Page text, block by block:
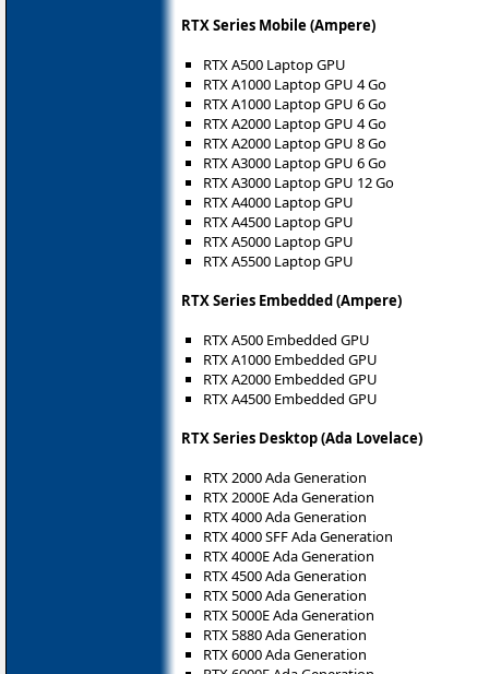
RTX Series Mobile (Ampere)
RTX A500 Laptop GPU
RTX A1000 Laptop GPU 4 Go
RTX A1000 Laptop GPU 6 Go
RTX A2000 Laptop GPU 4 Go
RTX A2000 Laptop GPU 8 Go
RTX A3000 Laptop GPU 6 Go
RTX A3000 Laptop GPU 12 Go
RTX A4000 Laptop GPU
RTX A4500 Laptop GPU
RTX A5000 Laptop GPU
RTX A5500 Laptop GPU
RTX Series Embedded (Ampere)
RTX A500 Embedded GPU
RTX A1000 Embedded GPU
RTX A2000 Embedded GPU
RTX A4500 Embedded GPU
RTX Series Desktop (Ada Lovelace)
RTX 2000 Ada Generation
RTX 2000E Ada Generation
RTX 4000 Ada Generation
RTX 4000 SFF Ada Generation
RTX 4000E Ada Generation
RTX 4500 Ada Generation
RTX 5000 Ada Generation
RTX 5000E Ada Generation
RTX 5880 Ada Generation
RTX 6000 Ada Generation